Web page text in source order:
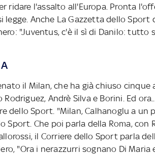
ridare l'assalto all'Europa. Pronta
legge. Anche La Gazzetta dello Sport
"Juventus, c'è il sì di Danilo: tutto
il Milan, che ha già chiuso cinque
Rodriguez, Andrè Silva e Borini. Ed
dello Sport. "Milan, Calhanoglu a un
Sport. Che poi parla della Roma, con
il Corriere dello Sport parla
"Ora i nerazzurri sognano Di Maria